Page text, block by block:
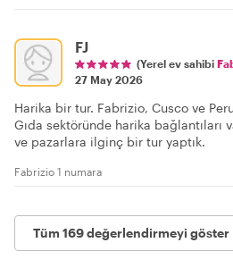
FJ
(Yerel ev sahibi
27 May 2026
Harika bir tur. Fabrizio, Cusco ve
Gıda sektöründe harika bağlantıları
ve pazarlara ilginç bir tur yaptık.
Fabrizio 1 numara
Tüm 169 değerlendirmeyi göster